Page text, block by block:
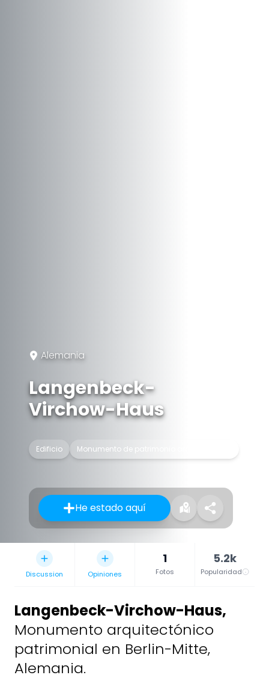
Alemania
Langenbeck-
Virchow-Haus
Edificio Monumento de patrimonio arquitectónico
He estado aquí
Discussion Opiniones
1
Fotos
5.2k
Popularidad
Langenbeck-Virchow-Haus,
Monumento arquitectónico
patrimonial en Berlin-Mitte,
Alemania.